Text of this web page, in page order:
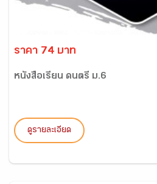
ราคา 74 บาท
หนังสือเรียน ดนตรี ม.6
ดูรายละเอียด